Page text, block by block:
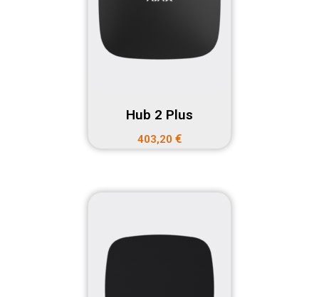
Hub 2 Plus
403,20 €